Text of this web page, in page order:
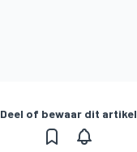
Deel of bewaar dit artikel